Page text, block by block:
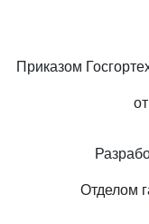
Приказом
Отделом